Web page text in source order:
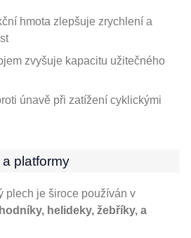
hmota zlepšuje zrychlení a
zvyšuje kapacitu užitečného
únavě při zatížení cyklickými
platformy
plech je široce používán v
helideky, žebříky, a